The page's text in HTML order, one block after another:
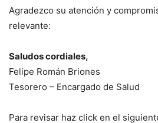
Agradezco su atención y
relevante:
Saludos cordiales,
Felipe Román Briones
Tesorero – Encargado de Salud
Para revisar haz click en el